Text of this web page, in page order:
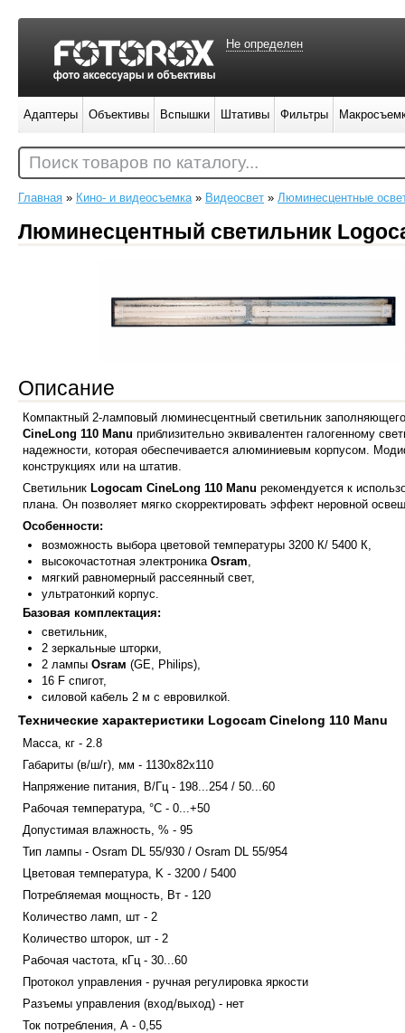
Главная » Кино- и видеосъемка» Видеосвет » Люминесцентные
Люминесцентный светильник
Описание
Компактный 2-ламповый люминесцентный светильник
CineLong 110 Manu приблизительно эквивалентен галогенному
надежности, которая обеспечивается алюминиевым корпусом.
конструкциях или на штатив.
Светильник Logocam CineLong 110 Manu рекомендуется к
плана. Он позволяет мягко скорректировать эффект неровной
Особенности:
возможность выбора цветовой температуры 3200 К/ 5400 К,
высокочастотная электроника Osram,
мягкий равномерный рассеянный свет,
ультратонкий корпус.
Базовая комплектация:
светильник,
2 зеркальные шторки,
2 лампы Osraм (GE, Philips),
16 F спигот,
силовой кабель 2 м с евровилкой.
Технические характеристики Logocam Cinelong 110 Manu
Масса, кг - 2.8
Габариты (в/ш/г), мм - 1130х82х110
Напряжение питания, В/Гц - 198...254 / 50...60
Рабочая температура, °С - 0...+50
Допустимая влажность, % - 95
Тип лампы - Osram DL 55/930 / Osram DL 55/954
Цветовая температура, K - 3200 / 5400
Потребляемая мощность, Вт - 120
Количество ламп, шт - 2
Количество шторок, шт - 2
Рабочая частота, кГц - 30...60
Протокол управления - ручная регулировка яркости
Разъемы управления (вход/выход) - нет
Ток потребления, А - 0,55
Не определен
Адаптеры Объективы Вспышки Штативы Фильтры
Поиск товаров по каталогу...